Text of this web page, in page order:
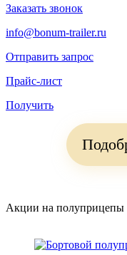
Заказать звонок
info@bonum-trailer.ru
Отправить запрос
Прайс-лист
Получить
Акции на